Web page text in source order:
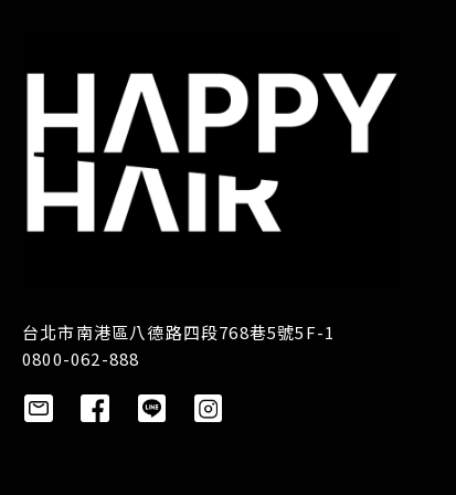
台北市南港區八德路四段768巷5號5F-1
0800-062-888